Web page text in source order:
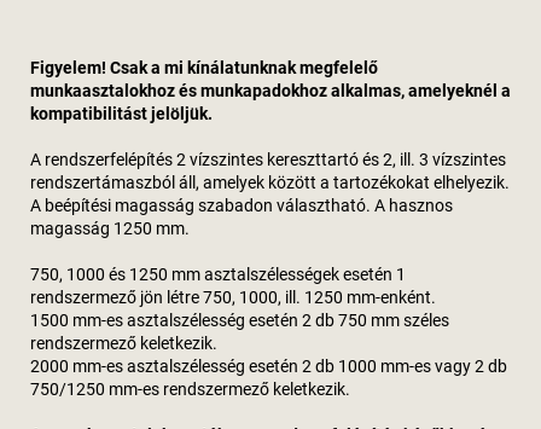
Figyelem! Csak a mi kínálatunknak megfelelő
munkaasztalokhoz és munkapadokhoz alkalmas, amelyeknél a
kompatibilitást jelöljük.
A rendszerfelépítés 2 vízszintes kereszttartó és 2, ill. 3 vízszintes
rendszertámaszból áll, amelyek között a tartozékokat elhelyezik.
A beépítési magasság szabadon választható. A hasznos
magasság 1250 mm.
750, 1000 és 1250 mm asztalszélességek esetén 1
rendszermező jön létre 750, 1000, ill. 1250 mm-enként.
1500 mm-es asztalszélesség esetén 2 db 750 mm széles
rendszermező keletkezik.
2000 mm-es asztalszélesség esetén 2 db 1000 mm-es vagy 2 db
750/1250 mm-es rendszermező keletkezik.